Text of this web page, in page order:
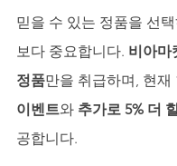
믿을 수 있는 정품을 선
보다 중요합니다. 비아마
정품만을 취급하며, 현재
이벤트와 추가로 5% 더
공합니다.